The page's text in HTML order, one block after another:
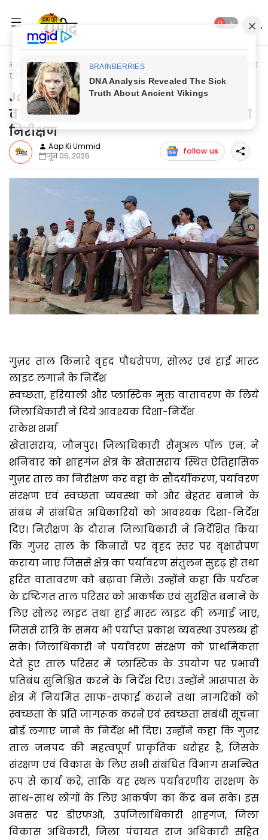
मुख्यपृष्ठ Jaunpur News
Jaunpur News: गुजर ताल के सौंदर्यीकरण
व पर्यावरण संरक्षण को लेकर डीएम ने किया निरीक्षण
Jaunpur News: गुजर ताल के सौंदर्यीकरण
व पर्यावरण संरक्षण को लेकर डीएम ने किया
निरीक्षण
Aap Ki Ummid
जून 06, 2026
follow us
गुज़र ताल किनारे वृहद पौधरोपण, सोलर एवं हाई मास्ट
लाइट लगाने के निर्देश
स्वच्छता, हरियाली और प्लास्टिक मुक्त वातावरण के लिये
जिलाधिकारी ने दिये आवश्यक दिशा-निर्देश
राकेश शर्मा
खेतासराय, जौनपुर। जिलाधिकारी सैमुअल पॉल एन. ने
शनिवार को शाहगंज क्षेत्र के खेतासराय स्थित ऐतिहासिक
गुज़र ताल का निरीक्षण कर वहां के सौंदर्यीकरण, पर्यावरण
संरक्षण एवं स्वच्छता व्यवस्था को और बेहतर बनाने के
संबंध में संबंधित अधिकारियों को आवश्यक दिशा-निर्देश
दिए। निरीक्षण के दौरान जिलाधिकारी ने निर्देशित किया
कि गुज़र ताल के किनारों पर वृहद स्तर पर वृक्षारोपण
कराया जाए जिससे क्षेत्र का पर्यावरण संतुलन सुदृढ़ हो तथा
हरित वातावरण को बढ़ावा मिले। उन्होंने कहा कि पर्यटन
के दृष्टिगत ताल परिसर को आकर्षक एवं सुरक्षित बनाने के
लिए सोलर लाइट तथा हाई मास्ट लाइट की लगाई जाए,
जिससे रात्रि के समय भी पर्याप्त प्रकाश व्यवस्था उपलब्ध हो
सके। जिलाधिकारी ने पर्यावरण संरक्षण को प्राथमिकता
देते हुए ताल परिसर में प्लास्टिक के उपयोग पर प्रभावी
प्रतिबंध सुनिश्चित करने के निर्देश दिए। उन्होंने आसपास के
क्षेत्र में नियमित साफ-सफाई कराने तथा नागरिकों को
स्वच्छता के प्रति जागरूक करने एवं स्वच्छता संबंधी सूचना
बोर्ड लगाए जाने के निर्देश भी दिए। उन्होंने कहा कि गुज़र
ताल जनपद की महत्वपूर्ण प्राकृतिक धरोहर है, जिसके
संरक्षण एवं विकास के लिए सभी संबंधित विभाग समन्वित
रूप से कार्य करें, ताकि यह स्थल पर्यावरणीय संरक्षण के
साथ-साथ लोगों के लिए आकर्षण का केंद्र बन सके। इस
अवसर पर डीएफओ, उपजिलाधिकारी शाहगंज, जिला
विकास अधिकारी, जिला पंचायत राज अधिकारी सहित